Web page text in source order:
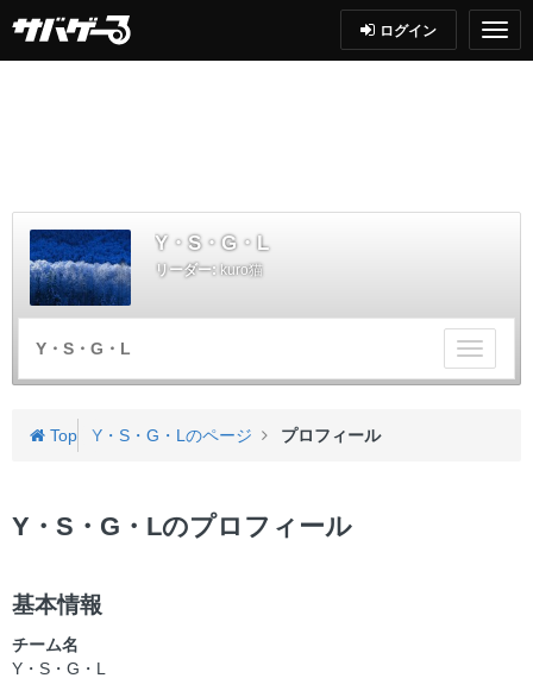
ログイン
Y・S・G・L
リーダー: kuro猫
チ
ー
Y・S・G・L
Top Y・S・G・Lのページ プロフィール
Y・S・G・Lのプロフィール
基本情報
チーム名
Y・S・G・L